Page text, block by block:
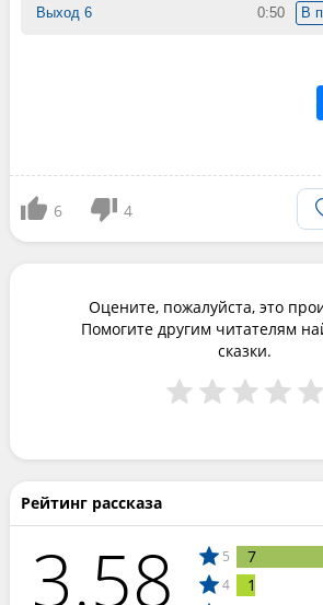
0:50 В
Выход 6
6 4
Оцените, пожалуйста, это
Помогите другим читателям
сказки.
Рейтинг рассказа
3.58 5 7
4 1